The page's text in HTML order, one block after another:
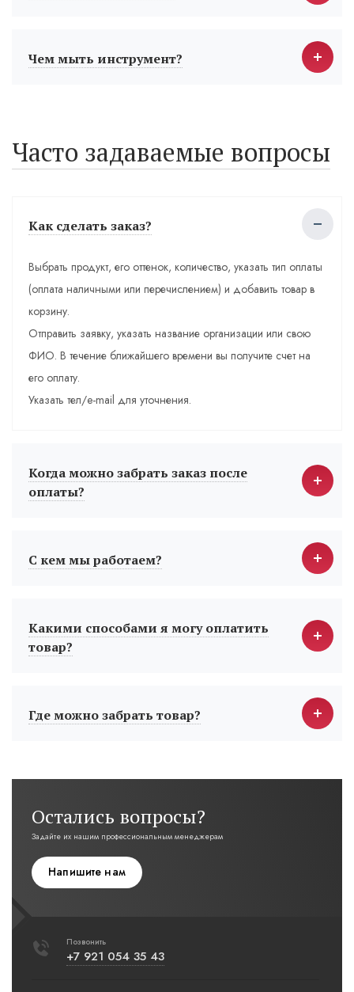
Чем мыть инструмент?
Часто задаваемые вопросы
Как сделать заказ?
Выбрать продукт, его оттенок, количество, указать тип оплаты
(оплата наличными или перечислением) и добавить товар в
корзину.
Отправить заявку, указать название организации или свою
ФИО. В течение ближайшего времени вы получите счет на
его оплату.
Указать тел/e-mail для уточнения.
Когда можно забрать заказ после
оплаты?
С кем мы работаем?
Какими способами я могу оплатить
товар?
Где можно забрать товар?
Остались вопросы?
Задайте их нашим профессиональным менеджерам
Напишите нам
Позвонить
+7 921 054 35 43